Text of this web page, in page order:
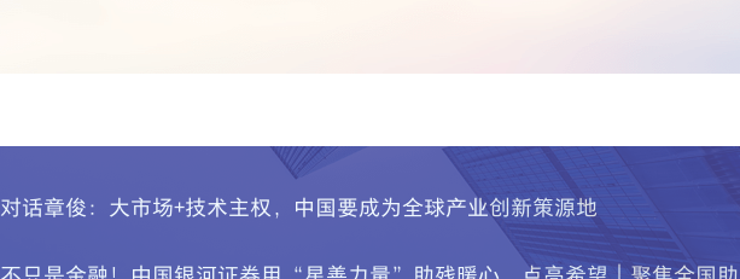
关于更新发布主板、风险警示股票、科创板及退市整理股票风险揭示书的公告